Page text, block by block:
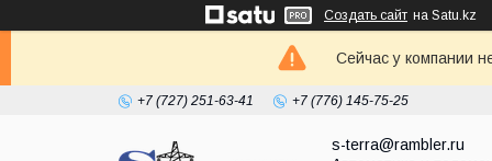
Создать сайт на Satu.kz
Сейчас у компании
+7 (727) 251-63-41 +7 (776) 145-75-25
s-terra@rambler.ru